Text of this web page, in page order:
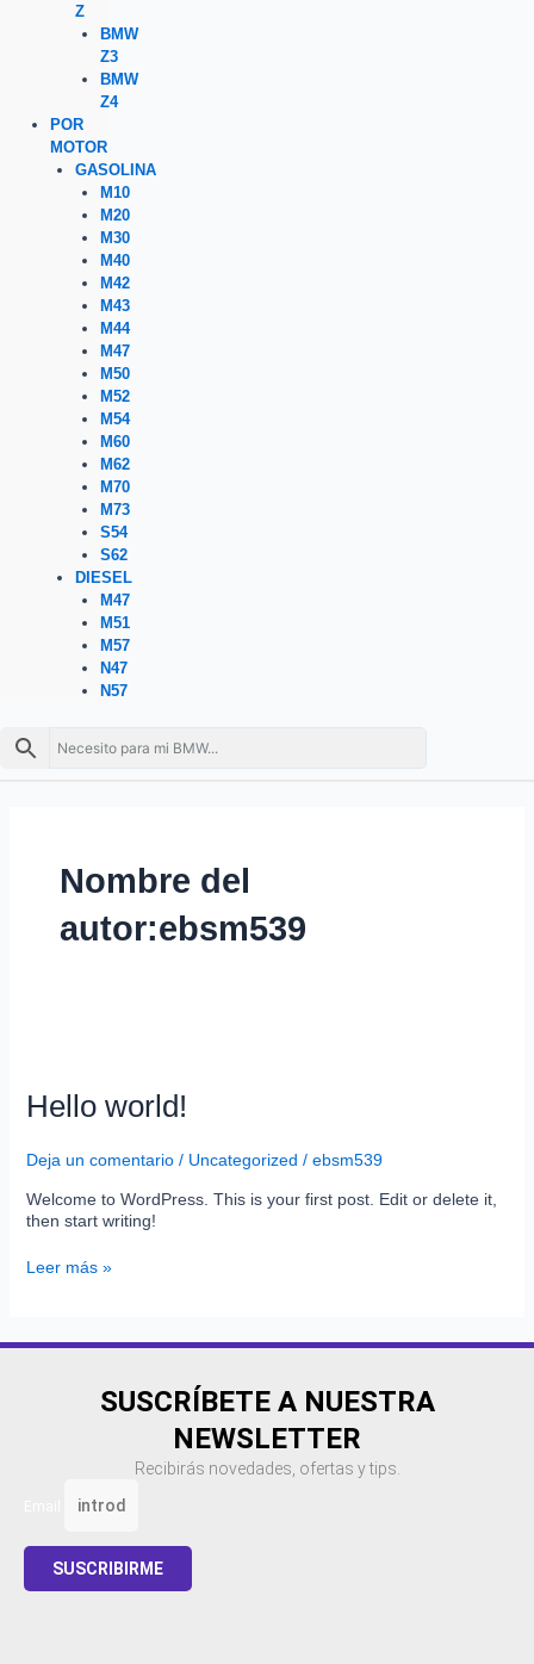
Z
BMW
Z3
BMW
Z4
POR
MOTOR
GASOLINA
M10
M20
M30
M40
M42
M43
M44
M47
M50
M52
M54
M60
M62
M70
M73
S54
S62
DIESEL
M47
M51
M57
N47
N57
Nombre del
autor:ebsm539
Hello world!
Deja un comentario / Uncategorized / ebsm539
Welcome to WordPress. This is your first post. Edit or delete it,
then start writing!
Hello
world!
Leer más »
SUSCRÍBETE A NUESTRA
NEWSLETTER
Recibirás novedades, ofertas y tips.
SUSCRIBIRME